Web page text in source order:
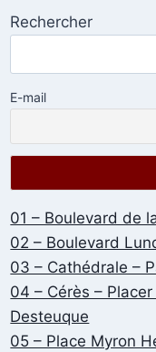
Rechercher
E-mail
01 – Boulevard de
02 – Boulevard
03 – Cathédrale –
04 – Cérès –
Desteuque
05 – Place Myron